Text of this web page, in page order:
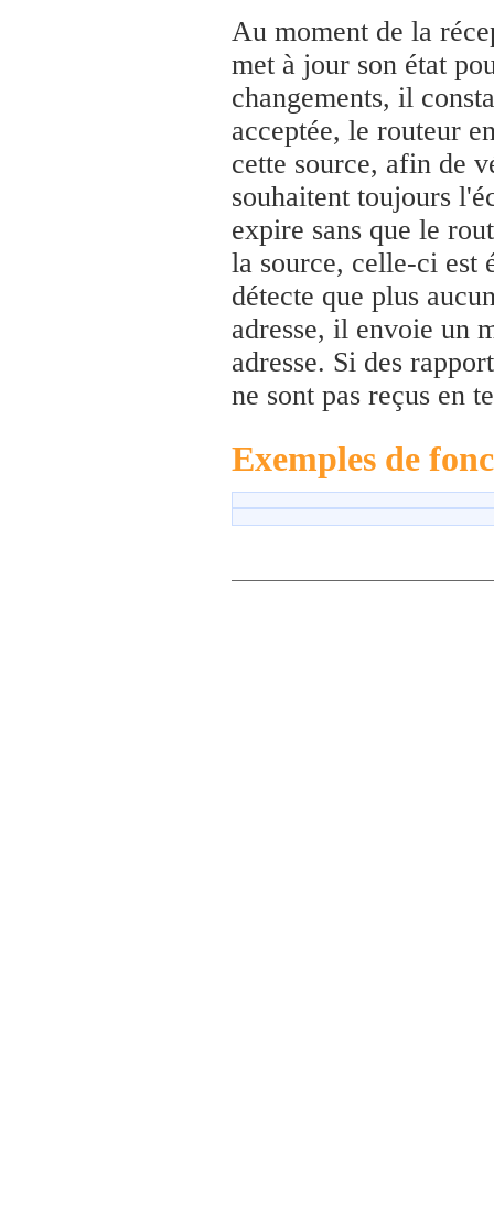
Au moment de la
met à jour son état
changements, il
acceptée, le routeur
cette source, afin de
souhaitent toujours
expire sans que le
la source, celle-ci est
détecte que plus
adresse, il envoie un
adresse. Si des
ne sont pas reçus en
Exemples de